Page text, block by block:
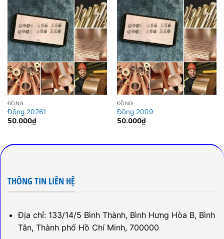
ĐỒNG
Đồng 20261
50.000₫
ĐỒNG
Đồng 2009
50.000₫
THÔNG TIN LIÊN HỆ
Địa chỉ: 133/14/5 Bình Thành, Bình Hưng Hòa B, Bình
Tân, Thành phố Hồ Chí Minh, 700000